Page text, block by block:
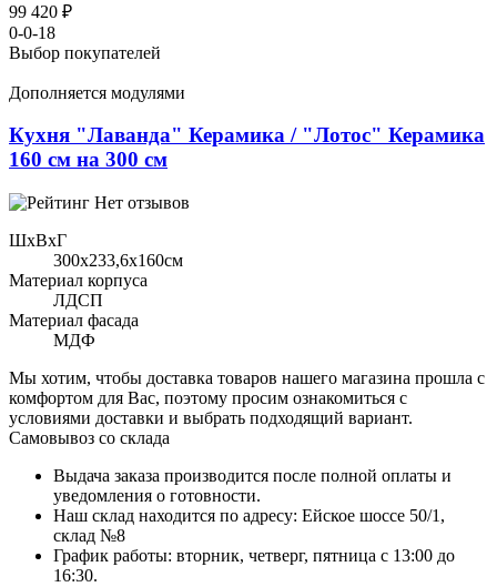
99 420 ₽
0-0-18
Выбор покупателей
Дополняется модулями
Кухня "Лаванда" Керамика / "Лотос" Керамика
160 см на 300 см
Нет отзывов
ШхВхГ
300x233,6х160см
Материал корпуса
ЛДСП
Материал фасада
МДФ
Мы хотим, чтобы доставка товаров нашего магазина прошла с
комфортом для Вас, поэтому просим ознакомиться с
условиями доставки и выбрать подходящий вариант.
Самовывоз со склада
Выдача заказа производится после полной оплаты и
уведомления о готовности.
Наш склад находится по адресу: Ейское шоссе 50/1,
склад №8
График работы: вторник, четверг, пятница с 13:00 до
16:30.